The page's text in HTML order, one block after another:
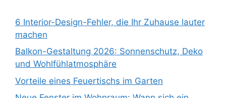
6 Interior-Design-Fehler, die Ihr Zuhause lauter
machen
Balkon-Gestaltung 2026: Sonnenschutz, Deko
und Wohlfühlatmosphäre
Vorteile eines Feuertischs im Garten